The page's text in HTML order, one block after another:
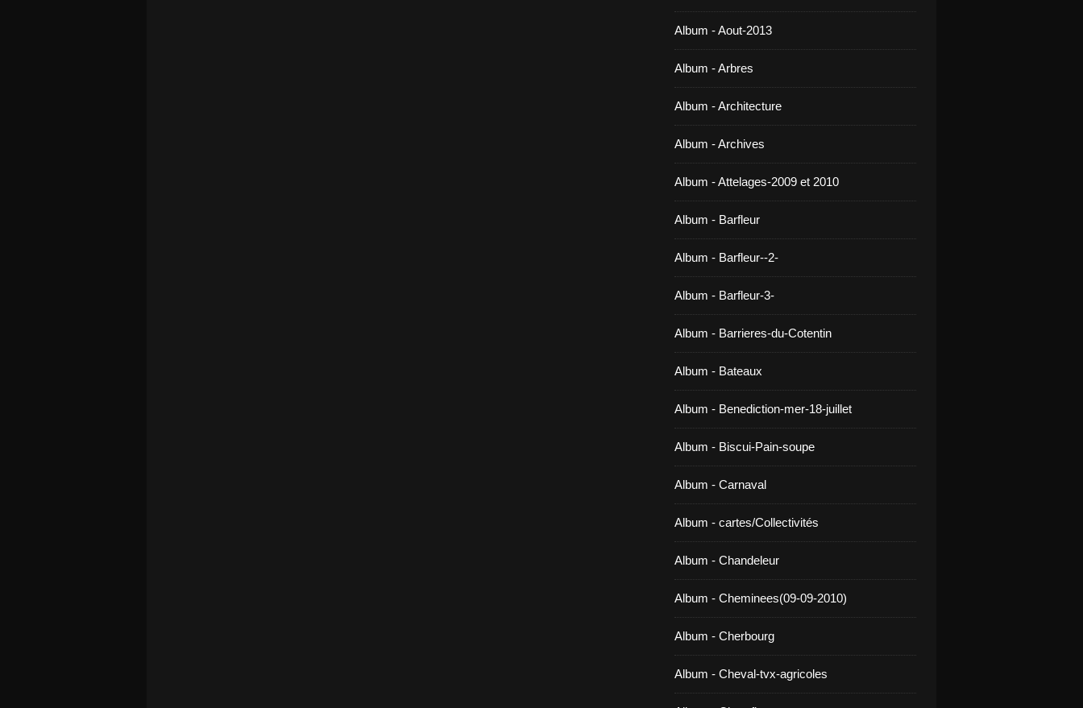
Album - Aout-2013
Album - Arbres
Album - Architecture
Album - Archives
Album - Attelages-2009 et 2010
Album - Barfleur
Album - Barfleur--2-
Album - Barfleur-3-
Album - Barrieres-du-Cotentin
Album - Bateaux
Album - Benediction-mer-18-juillet
Album - Biscui-Pain-soupe
Album - Carnaval
Album - cartes/Collectivités
Album - Chandeleur
Album - Cheminees(09-09-2010)
Album - Cherbourg
Album - Cheval-tvx-agricoles